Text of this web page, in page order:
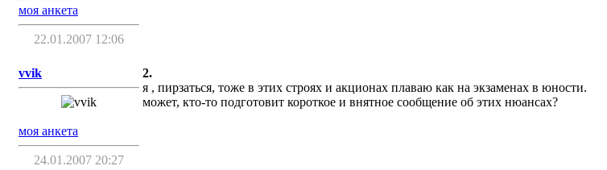
моя анкета
22.01.2007 12:06
vvik
моя анкета
24.01.2007 20:27
2.
я , пирзаться, тоже в этих строях и акционах плаваю как на экзаменах в юности.
может, кто-то подготовит короткое и внятное сообщение об этих нюансах?